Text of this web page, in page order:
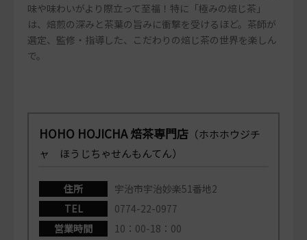
味や味わいがより際立って至福！特に「極みの焙じ茶」
は、焙煎の深みと茶葉の旨みに衝撃を受けるほど。茶師が
選定、監修・指導した、こだわりの焙じ茶の世界を楽しん
で。
HOHO HOJICHA 焙茶専門店 （ホホホウジチ
ャ ほうじちゃせんもんてん）
住所
宇治市宇治妙楽51番地2
TEL
0774-22-0977
営業時間
10：00-18：00